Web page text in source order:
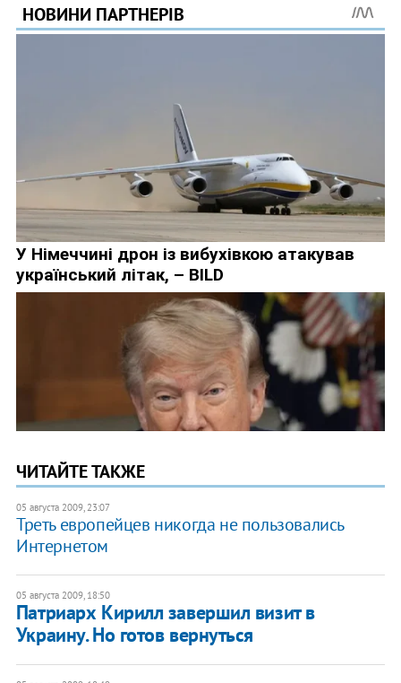
ЧИТАЙТЕ ТАКЖЕ
05 августа 2009, 23:07
Треть европейцев никогда не пользовались
Интернетом
05 августа 2009, 18:50
Патриарх Кирилл завершил визит в
Украину. Но готов вернуться